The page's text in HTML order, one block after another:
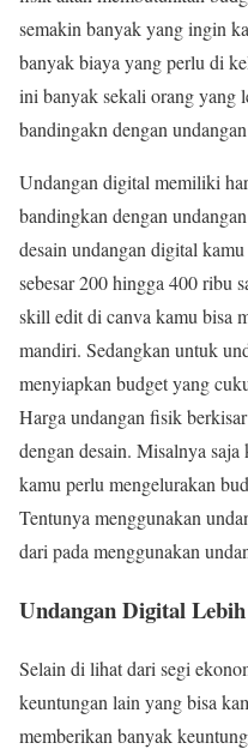
semakin banyak yang ingin
banyak biaya yang perlu di
ini banyak sekali orang yang
bandingakn dengan
Undangan digital memiliki
bandingkan dengan
desain undangan digital
sebesar 200 hingga 400 ribu
skill edit di canva kamu bisa
mandiri. Sedangkan untuk
menyiapkan budget yang
Harga undangan fisik
dengan desain. Misalnya
kamu perlu mengelurakan
Tentunya menggunakan
dari pada menggunakan
Undangan Digital
Selain di lihat dari segi
keuntungan lain yang bisa
memberikan banyak